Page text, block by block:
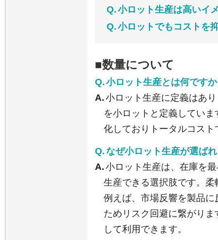
Q.小ロット生産は高いイ
Q.小ロットでもコストを
■数量について
Q.小ロット生産とは何です
A.小ロット生産に定義はあ
を小ロットと定義してい
化しておりトータルコス
Q.なぜ小ロット生産が選ば
A.小ロット生産は、在庫を
生産できる選択肢です。
例えば、市場反響を製品
ためリスク回避に繋がり
して利用できます。